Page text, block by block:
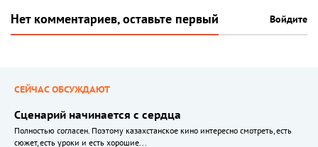
Нет комментариев, оставьте первый Войдите
СЕЙЧАС ОБСУЖДАЮТ
Сценарий начинается с сердца
Полностью согласен. Поэтому казахстанское кино интересно смотреть, есть
сюжет, есть уроки и есть хорошие...